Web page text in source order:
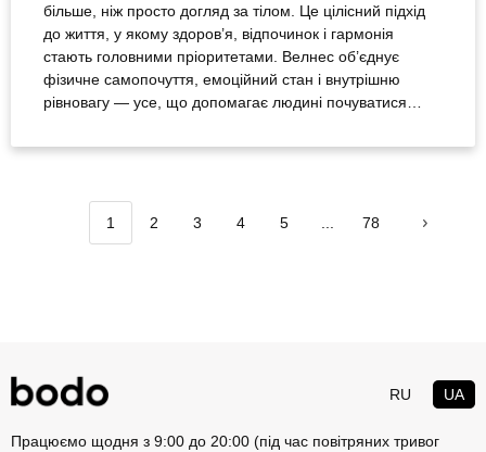
більше, ніж просто догляд за тілом. Це цілісний підхід
до життя, у якому здоров’я, відпочинок і гармонія
стають головними пріоритетами. Велнес об’єднує
фізичне самопочуття, емоційний стан і внутрішню
рівновагу — усе, що допомагає людині почуватися
харчування, а й про усвідомленість, релакс і
1 2 3 4 5 78
RU UA
Працюємо щодня з 9:00 до 20:00 (під час повітряних тривог